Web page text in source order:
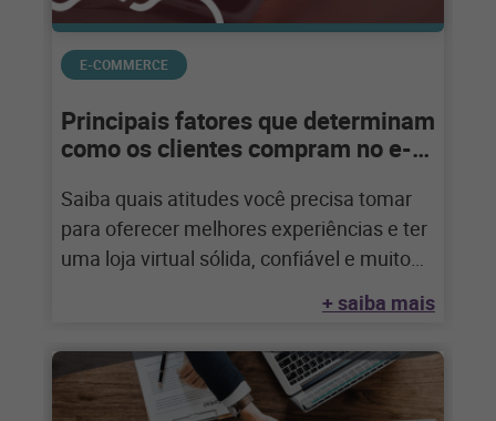
E-COMMERCE
Principais fatores que determinam
como os clientes compram no e-
Saiba quais atitudes você precisa tomar
para oferecer melhores experiências e ter
uma loja virtual sólida, confiável e muito
+ saiba mais